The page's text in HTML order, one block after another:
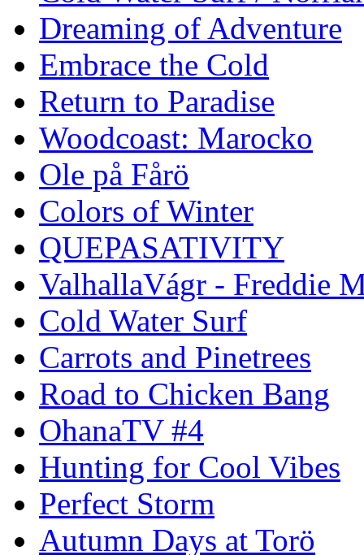
Dreaming of Adventure
Embrace the Cold
Return to Paradise
Woodcoast: Marocko
Ole på Fårö
Colors of Winter
QUEPASATIVITY
ValhallaVágr - Freddie
Cold Water Surf
Carrots and Pinetrees
Road to Chicken Bang
OhanaTV #4
Hunting for Cool Vibes
Perfect Storm
Autumn Days at Torö